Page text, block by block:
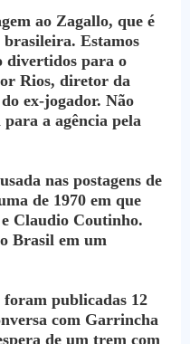
ao Zagallo, que é
brasileira. Estamos
divertidos para o
Rios, diretor da
ex-jogador. Não
a agência pela
nas postagens de
de 1970 em que
Claudio Coutinho.
Brasil em um
foram publicadas 12
com Garrincha
de um trem com